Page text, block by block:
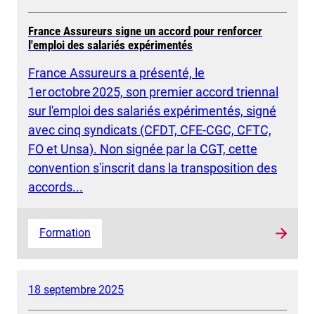
France Assureurs signe un accord pour renforcer
l'emploi des salariés expérimentés
France Assureurs a présenté, le
1er octobre 2025, son premier accord triennal
sur l'emploi des salariés expérimentés, signé
avec cinq syndicats (CFDT, CFE-CGC, CFTC,
FO et Unsa). Non signée par la CGT, cette
convention s'inscrit dans la transposition des
accords...
Formation
18 septembre 2025